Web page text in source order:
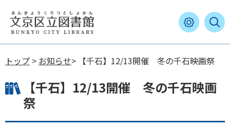
トップ > お知らせ> 【千石】12/13開催 冬の千石映画祭
【千石】12/13開催 冬の千石映画
祭